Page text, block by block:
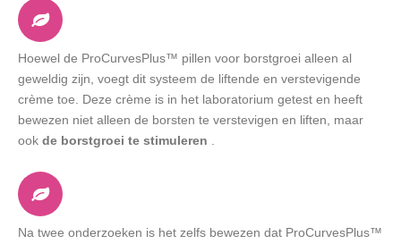
Hoewel de ProCurvesPlus™ pillen voor borstgroei alleen al
geweldig zijn, voegt dit systeem de liftende en verstevigende
crème toe. Deze crème is in het laboratorium getest en heeft
bewezen niet alleen de borsten te verstevigen en liften, maar
ook de borstgroei te stimuleren
Na twee onderzoeken is het zelfs bewezen dat ProCurvesPlus™